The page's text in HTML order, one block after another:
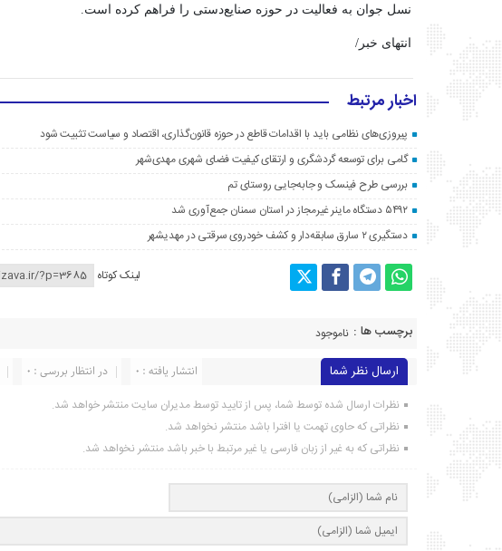
نسل جوان به فعالیت در حوزه صنایع‌دستی را فراهم کرده است.
انتهای خبر/
اخبار مرتبط
پیروزی‌های نظامی باید با اقدامات قاطع در حوزه قانون‌گذاری، اقتصاد و سیاست تثبیت شود
گامی برای توسعه گردشگری و ارتقای کیفیت فضای شهری مهدی‌شهر
بررسی طرح فینسک و جابه‌جایی روستای تم
۵۴۹۲ دستگاه ماینر غیرمجاز در استان سمنان جمع‌آوری شد
دستگیری ۲ سارق سابقه‌دار و کشف خودروی سرقتی در مهدیشهر
لینک کوتاه
برچسب ها : ناموجود
ارسال نظر شما در انتظار بررسی : 0 انتشار یافته : ۰
نظرات ارسال شده توسط شما، پس از تایید توسط مدیران سایت منتشر خواهد شد.
نظراتی که حاوی تهمت یا افترا باشد منتشر نخواهد شد.
نظراتی که به غیر از زبان فارسی یا غیر مرتبط با خبر باشد منتشر نخواهد شد.